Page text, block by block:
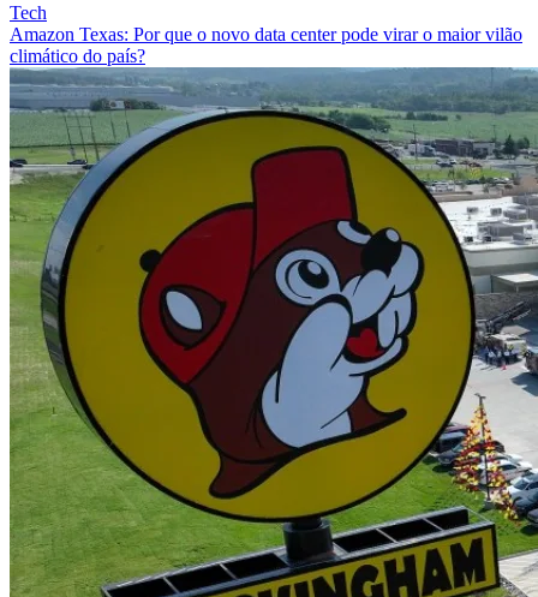
Tech
Amazon Texas: Por que o novo data center pode virar o maior vilão
climático do país?